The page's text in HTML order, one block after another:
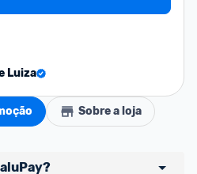
Luiza
Sobre a loja